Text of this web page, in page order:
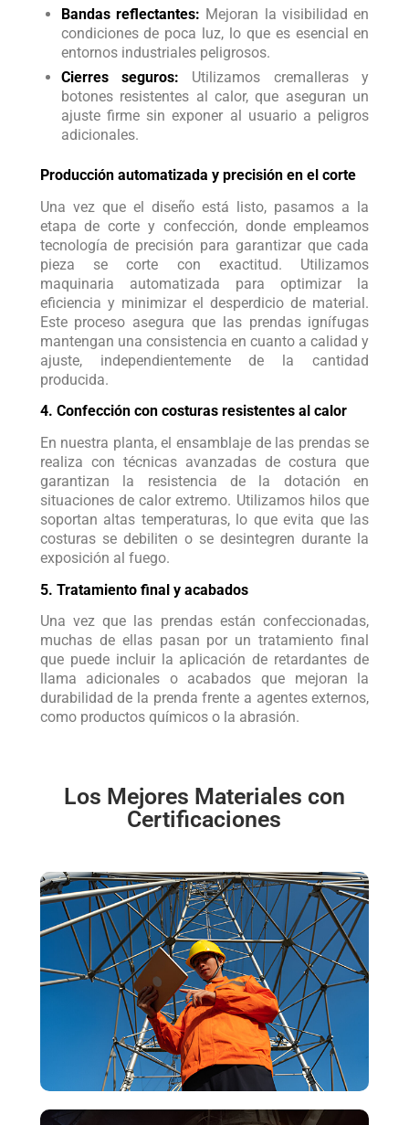
Bandas reflectantes: Mejoran la visibilidad en
condiciones de poca luz, lo que es esencial en
entornos industriales peligrosos.
Cierres seguros: Utilizamos cremalleras y
botones resistentes al calor, que aseguran un
ajuste firme sin exponer al usuario a peligros
adicionales.
Producción automatizada y precisión en el corte
Una vez que el diseño está listo, pasamos a la
etapa de corte y confección, donde empleamos
tecnología de precisión para garantizar que cada
pieza se corte con exactitud. Utilizamos
maquinaria automatizada para optimizar la
eficiencia y minimizar el desperdicio de material.
Este proceso asegura que las prendas ignífugas
mantengan una consistencia en cuanto a calidad y
ajuste, independientemente de la cantidad
producida.
4. Confección con costuras resistentes al calor
En nuestra planta, el ensamblaje de las prendas se
realiza con técnicas avanzadas de costura que
garantizan la resistencia de la dotación en
situaciones de calor extremo. Utilizamos hilos que
soportan altas temperaturas, lo que evita que las
costuras se debiliten o se desintegren durante la
exposición al fuego.
5. Tratamiento final y acabados
Una vez que las prendas están confeccionadas,
muchas de ellas pasan por un tratamiento final
que puede incluir la aplicación de retardantes de
llama adicionales o acabados que mejoran la
durabilidad de la prenda frente a agentes externos,
como productos químicos o la abrasión.
Los Mejores Materiales con
Certificaciones